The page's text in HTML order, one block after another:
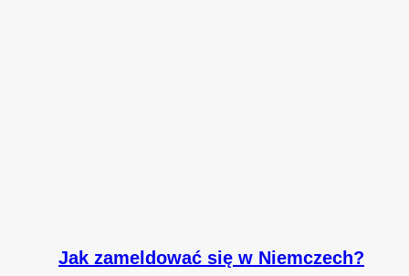
Jak zameldować się w Niemczech?